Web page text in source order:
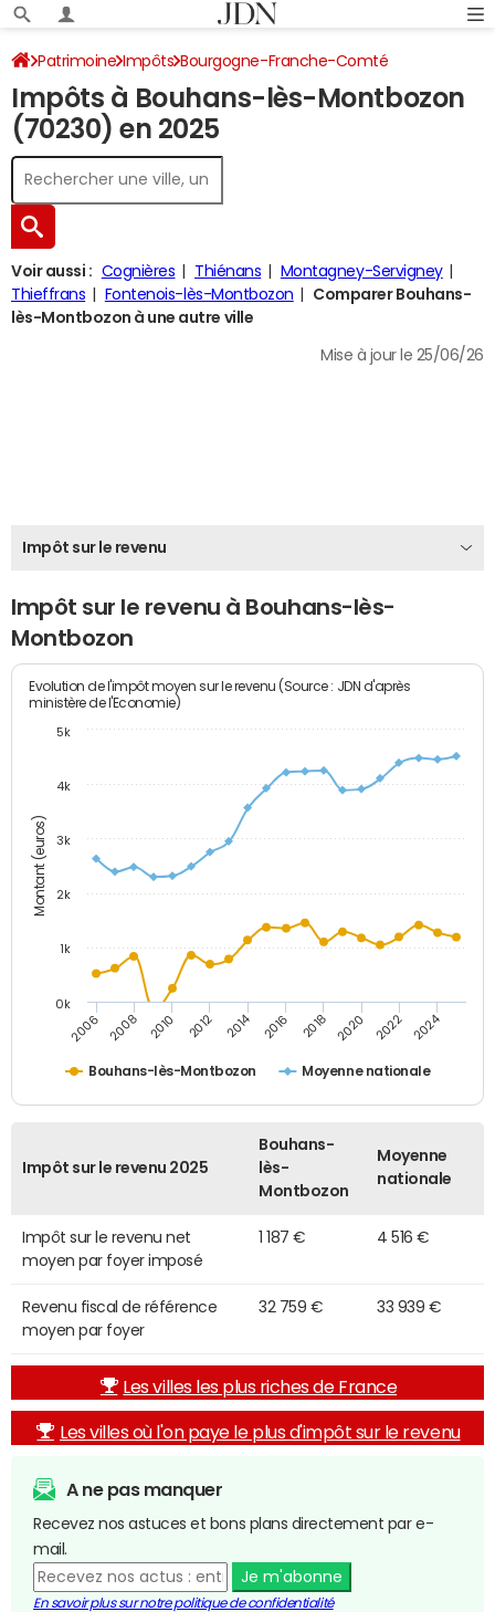
Patrimoine Impôts Bourgogne-Franche-Comté
Haute-Saône Bouhans-lès-Montbozon Impôt sur le revenu
Impôts à Bouhans-lès-Montbozon
(70230) en 2025
Voir aussi : Cognières Thiénans
Montagney-Servigney
Thieffrans
Fontenois-lès-Montbozon
Comparer Bouhans-
lès-Montbozon à une autre ville
Mise à jour le 25/06/26
Impôt sur le revenu
Impôt sur le revenu à Bouhans-lès-
Montbozon
Montant (euros)
Evolution de l'impôt moyen sur le revenu (Source : JDN d'après
ministère de l'Economie)
Bouhans-lès-Montbozon Moyenne nationale
2006 2008 2010 2012 2014 2016 2018 2020 2022 2024
0k
1k
2k
3k
4k
5k
Impôt sur le revenu 2025
Bouhans-
lès-
Montbozon
Moyenne
nationale
Impôt sur le revenu net
moyen par foyer imposé
1 187 € 4 516 €
Revenu fiscal de référence
moyen par foyer
32 759 € 33 939 €
Les villes les plus riches de France
Les villes où l'on paye le plus d'impôt sur le revenu
A ne pas manquer
Recevez nos astuces et bons plans directement par e-
mail.
Je m'abonne
En savoir plus sur notre politique de confidentialité